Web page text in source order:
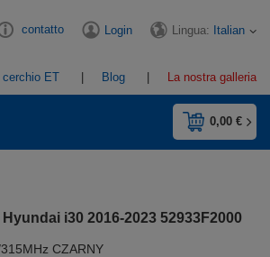
contatto Login Lingua: Italian
cerchio ET Blog La nostra galleria
0,00 €
i30 2016-2023 52933F2000
CZARNY